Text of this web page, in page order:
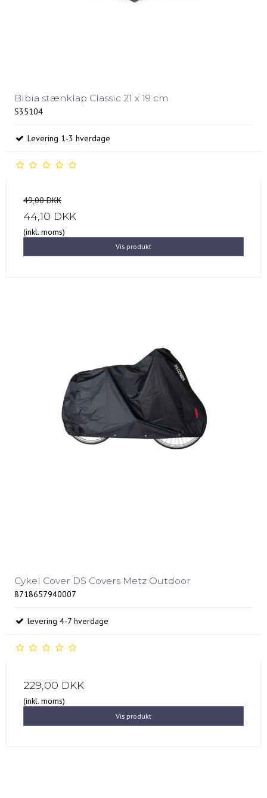
Bibia stænklap Classic 21 x 19 cm
S35104
Levering 1-3 hverdage
49,00 DKK
44,10 DKK
(inkl. moms)
Vis produkt
Cykel Cover DS Covers Metz Outdoor
8718657940007
levering 4-7 hverdage
229,00 DKK
(inkl. moms)
Vis produkt